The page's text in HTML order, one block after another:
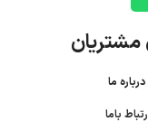
ما
باما